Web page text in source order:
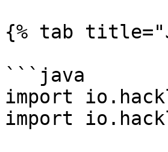
{% tab
```java
import
import